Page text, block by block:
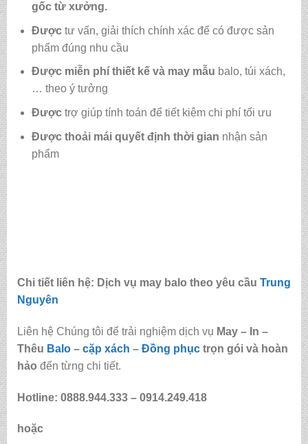
gốc từ xưởng.
Được tư vấn, giải thích chính xác để có được sản
phẩm đúng nhu cầu
Được miễn phí thiết kế và may mẫu balo, túi xách,
… theo ý tưởng
Được trợ giúp tính toán để tiết kiệm chi phí tối ưu
Được thoải mái quyết định thời gian nhận sản
phẩm
Chi tiết liên hệ: Dịch vụ may balo theo yêu cầu Trung
Nguyên
Liên hệ Chúng tôi để trải nghiệm dịch vụ May – In –
Thêu Balo– cặp xách – Đồng phụctrọn gói và hoàn
hảo đến từng chi tiết.
Hotline: 0888.944.333 – 0914.249.418
hoặc